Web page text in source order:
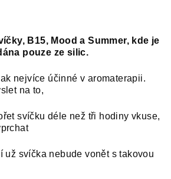
B15, Mood a Summer, kde je
pouze ze silic.
nejvíce účinné v aromaterapii.
na to,
svíčku déle než tři hodiny vkuse,
už svíčka nebude vonět s takovou